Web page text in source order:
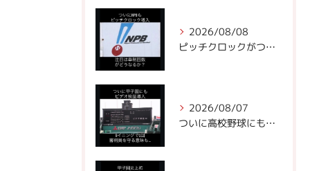
2026/08/08
ピッチクロックがついにNPBに!
2026/08/07
ついに高校野球にもビデオ判定が！